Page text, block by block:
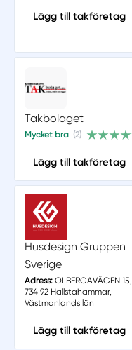
Lägg till takföretag
Takbolaget
Mycket bra (2)
Lägg till takföretag
Husdesign Gruppen
Sverige
Adress:OLBERGAVÄGEN 15,
734 92 Hallstahammar,
Västmanlands län
Lägg till takföretag